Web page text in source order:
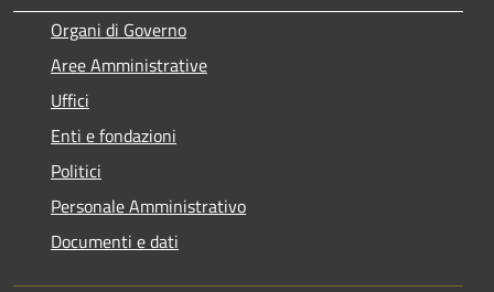
Organi di Governo
Aree Amministrative
Uffici
Enti e fondazioni
Politici
Personale Amministrativo
Documenti e dati